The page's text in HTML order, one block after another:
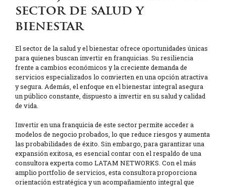
sector de salud y
bienestar
El sector de la salud y el bienestar ofrece oportunidades únicas
para quienes buscan invertir en franquicias. Su resiliencia
frente a cambios económicos y la creciente demanda de
servicios especializados lo convierten en una opción atractiva
y segura. Además, el enfoque en el bienestar integral asegura
un público constante, dispuesto a invertir en su salud y calidad
de vida.
Invertir en una franquicia de este sector permite acceder a
modelos de negocio probados, lo que reduce riesgos y aumenta
las probabilidades de éxito. Sin embargo, para garantizar una
expansión exitosa, es esencial contar con el respaldo de una
consultora experta como LATAM NETWORKS. Con el más
amplio portfolio de servicios, esta consultora proporciona
orientación estratégica y un acompañamiento integral que